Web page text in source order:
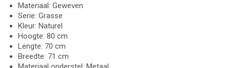
Materiaal: Geweven
Serie: Grasse
Kleur: Naturel
Hoogte: 80 cm
Lengte: 70 cm
Breedte: 71 cm